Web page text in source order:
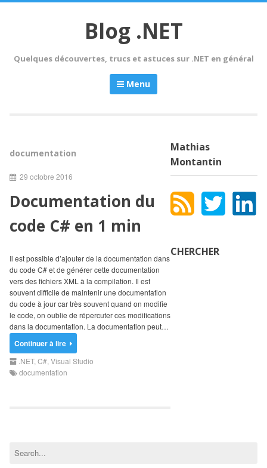
Blog .NET
Quelques découvertes, trucs et astuces sur .NET en général
Menu
documentation
29 octobre 2016
Documentation du
code C# en 1 min
Il est possible d’ajouter de la documentation dans
du code C# et de générer cette documentation
vers des fichiers XML à la compilation. Il est
souvent difficile de maintenir une documentation
du code à jour car très souvent quand on modifie
le code, on oublie de répercuter ces modifications
dans la documentation. La documentation peut…
Continuer à lire
.NET, C# Visual Studio
documentation
Mathias
Montantin
CHERCHER